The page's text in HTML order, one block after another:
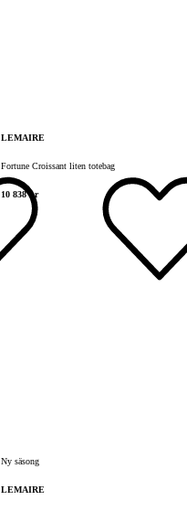
LEMAIRE
Fortune Croissant liten totebag
10 838 kr
Ny säsong
LEMAIRE